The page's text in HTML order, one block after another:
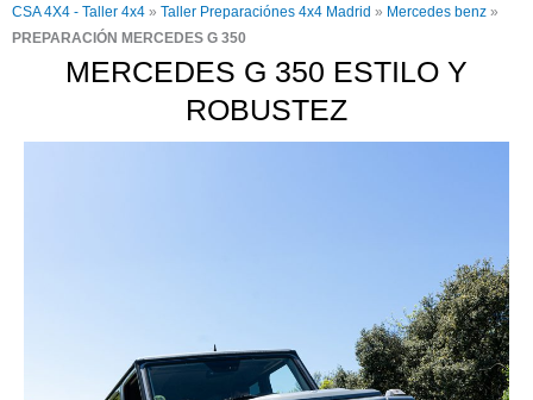
CSA 4X4 - Taller 4x4 » Taller Preparaciónes 4x4 Madrid » Mercedes benz »
PREPARACIÓN MERCEDES G 350
MERCEDES G 350 ESTILO Y
ROBUSTEZ